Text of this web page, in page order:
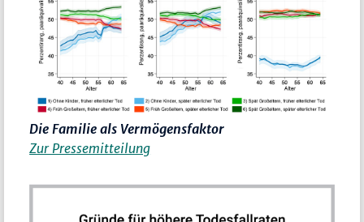
Die Familie als Vermögensfaktor
Zur Pressemitteilung